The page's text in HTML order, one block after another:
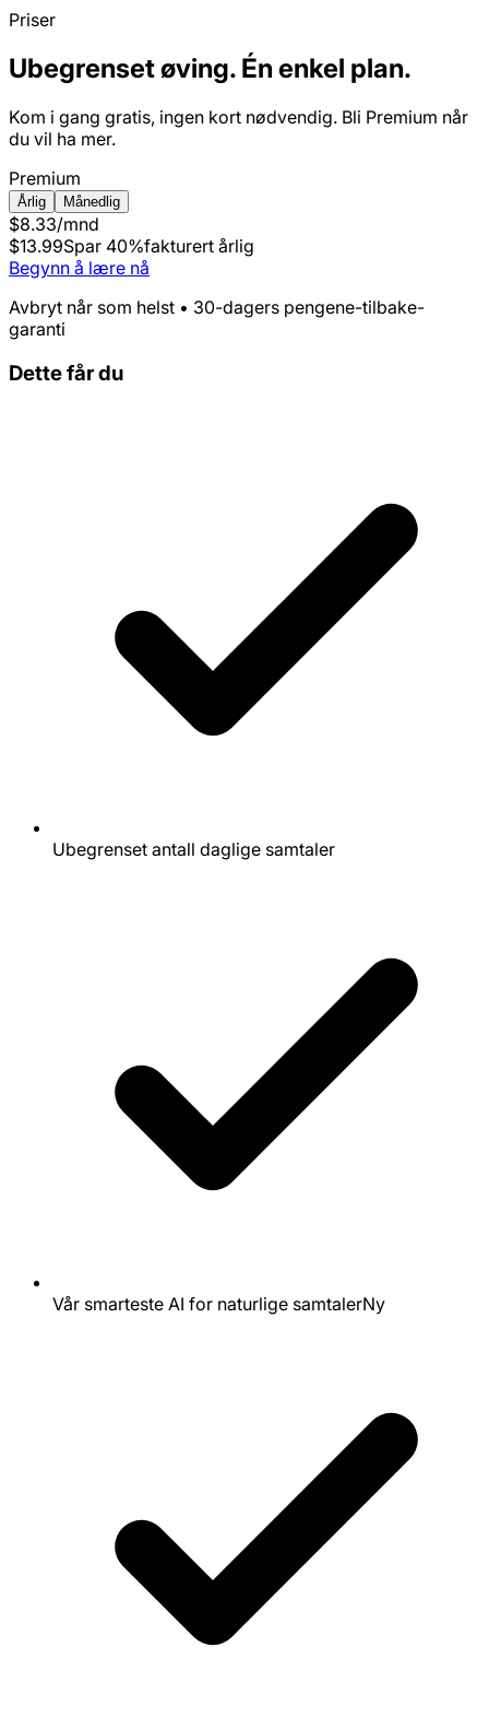
Priser
Ubegrenset øving. Én enkel plan.
Kom i gang gratis, ingen kort nødvendig. Bli Premium når
du vil ha mer.
Premium
Årlig Månedlig
$8.33/mnd
$13.99Spar 40%fakturert årlig
Begynn å lære nå
Avbryt når som helst • 30-dagers pengene-tilbake-
garanti
Dette får du
Ubegrenset antall daglige samtaler
Vår smarteste AI for naturlige samtalerNy